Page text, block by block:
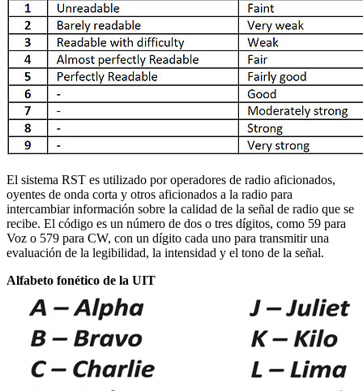
El sistema RST es utilizado por operadores de radio aficionados,
oyentes de onda corta y otros aficionados a la radio para
intercambiar información sobre la calidad de la señal de radio que se
recibe. El código es un número de dos o tres dígitos, como 59 para
Voz o 579 para CW, con un dígito cada uno para transmitir una
evaluación de la legibilidad, la intensidad y el tono de la señal.
Alfabeto fonético de la UIT